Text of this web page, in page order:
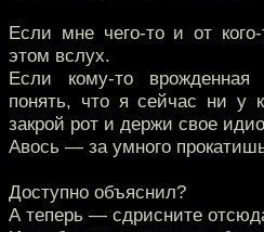
Если мне чего-то и от
этом вслух.
Если кому-то врожденная
понять, что я сейчас ни у
закрой рот и держи свое
Авось — за умного
Доступно объяснил?
А теперь — сдрисните